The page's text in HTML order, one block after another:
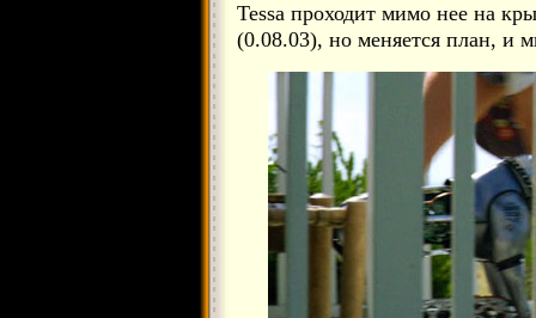
Tessa проходит мимо нее на
(0.08.03), но меняется план, и